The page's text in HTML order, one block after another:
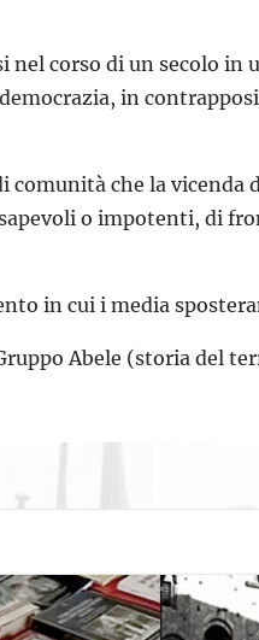
corso di un secolo in
in
che la vicenda
o impotenti, di
in cui i media
Abele (storia del